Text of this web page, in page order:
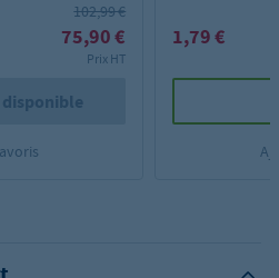
102,99 €
75,90 €
Prix HT
1,79 €